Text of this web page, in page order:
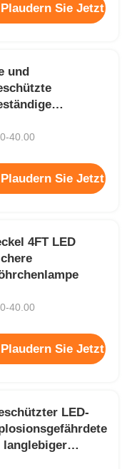
Licht
Plaudern Sie Jetzt
und
Lampe der
40.00
Plaudern Sie Jetzt
4FT LED
40.00
Plaudern Sie Jetzt
LED-
langlebiger